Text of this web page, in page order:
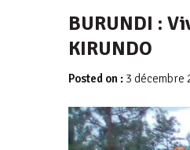
BURUNDI :
KIRUNDO
Posted on : 3 décembre